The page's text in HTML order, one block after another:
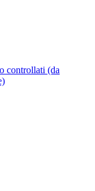
controllati (da